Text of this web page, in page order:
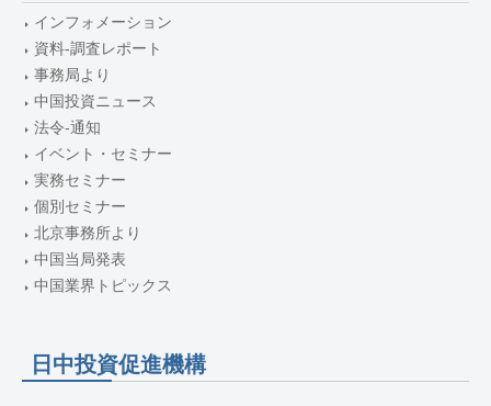
インフォメーション
資料-調査レポート
事務局より
中国投資ニュース
法令-通知
イベント・セミナー
実務セミナー
個別セミナー
北京事務所より
中国当局発表
中国業界トピックス
日中投資促進機構